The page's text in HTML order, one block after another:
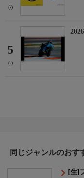
(-)
5
(-)
同じジャンルのおす
[生]